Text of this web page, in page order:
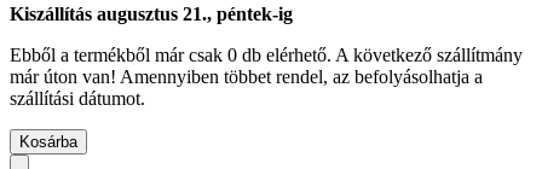
Kiszállítás augusztus 21., péntek-ig
Ebből a termékből már csak 0 db elérhető. A következő szállítmány
már úton van! Amennyiben többet rendel, az befolyásolhatja a
szállítási dátumot.
Kosárba